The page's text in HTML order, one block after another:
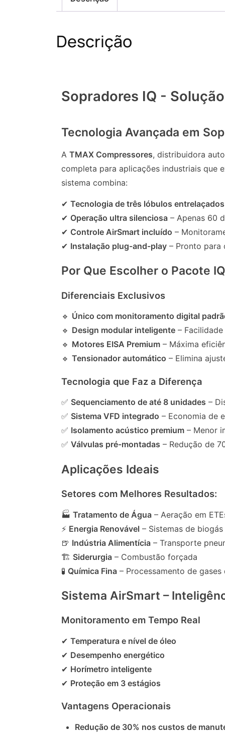
Descrição
Sopradores IQ -
Tecnologia Avançada em
A TMAX Compressores, distribuidora
completa para aplicações industriais que
sistema combina:
✔ Tecnologia de três lóbulos entrelaçados
✔ Operação ultra silenciosa – Apenas 60
✔ Controle AirSmart incluído –
✔ Instalação plug-and-play – Pronto para
Por Que Escolher o Pacote
Diferenciais Exclusivos
🔹 Único com monitoramento digital
🔹 Design modular inteligente –
🔹 Motores EISA Premium – Máxima
🔹 Tensionador automático – Elimina
Tecnologia que Faz a Diferença
✅ Sequenciamento de até 8 unidades –
✅ Sistema VFD integrado – Economia de
✅ Isolamento acústico premium – Menor
✅ Válvulas pré-montadas – Redução de
Aplicações Ideais
Setores com Melhores Resultados:
🏭 Tratamento de Água – Aeração em
⚡ Energia Renovável – Sistemas de biogás
🍺 Indústria Alimentícia – Transporte
🏗 Siderurgia – Combustão forçada
🧪 Química Fina – Processamento de gases
Sistema AirSmart –
Monitoramento em Tempo Real
✔ Temperatura e nível de óleo
✔ Desempenho energético
✔ Horímetro inteligente
✔ Proteção em 3 estágios
Vantagens Operacionais
Redução de 30% nos custos de